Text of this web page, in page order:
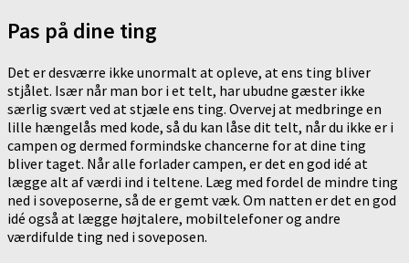
Pas på dine ting
Det er desværre ikke unormalt at opleve, at ens ting bliver
stjålet. Især når man bor i et telt, har ubudne gæster ikke
særlig svært ved at stjæle ens ting. Overvej at medbringe en
lille hængelås med kode, så du kan låse dit telt, når du ikke er i
campen og dermed formindske chancerne for at dine ting
bliver taget. Når alle forlader campen, er det en god idé at
lægge alt af værdi ind i teltene. Læg med fordel de mindre ting
ned i soveposerne, så de er gemt væk. Om natten er det en god
idé også at lægge højtalere, mobiltelefoner og andre
værdifulde ting ned i soveposen.